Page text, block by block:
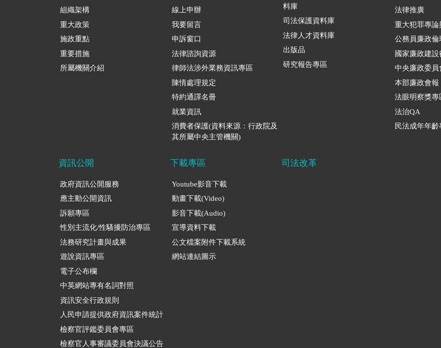
組織架構
重大政策
施政重點
重要措施
所屬機關介紹
線上申辦
我要留言
申訴窗口
法律諮詢資源
律師法涉外業務資訊專區
陳情處理規定
特約通譯名冊
就業資訊
消費者保護(資料來源：行政院及
其所屬中央主管機關)
料庫
司法保護資料庫
法律人才資料庫
出版品
研究報告專區
法律推廣
重大犯罪專論
公務員廉政倫
國家廉政建
中央廉政委員
本部廉政會報
法眼明察獎專
法治QA
民法成年年齡
資訊公開
政府資訊公開服務
應主動公開資訊
訴願專區
性別主流化/性騷擾防治專區
法務研究計畫與成果
遊說資訊專區
電子公布欄
中英網站專有名詞對照
資訊安全行政規則
人民申請提供政府資訊案件統計
檢察官評鑑委員會專區
檢察官人事審議委員會決議公告
下載專區
Youtube影音下載
動畫下載(Video)
影音下載(Audio)
宣導資料下載
公文檔案附件下載系統
網站連結圖示
司法改革